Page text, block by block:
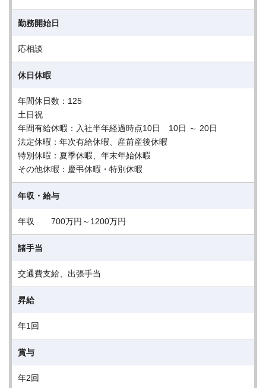
勤務開始日
応相談
休日休暇
年間休日数：125
土日祝
年間有給休暇：入社半年経過時点10日 10日 ～ 20日
法定休暇：年次有給休暇、産前産後休暇
特別休暇：夏季休暇、年末年始休暇
その他休暇：慶弔休暇・特別休暇
年収・給与
年収 700万円～1200万円
諸手当
交通費支給、出張手当
昇給
年1回
賞与
年2回